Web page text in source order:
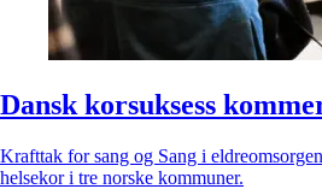
Dansk korsuksess
Krafttak for sang og Sang i
helsekor i tre norske kommuner.